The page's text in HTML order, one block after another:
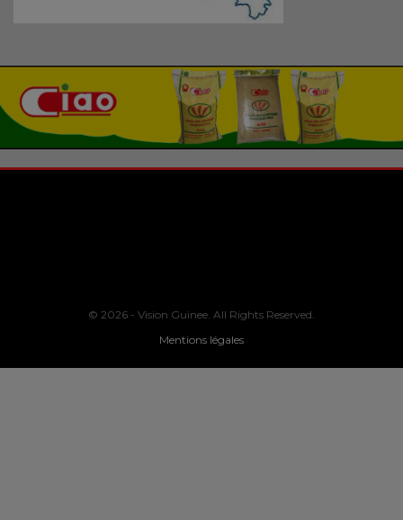
© 2026 - Vision Guinee. All Rights Reserved.
Mentions légales